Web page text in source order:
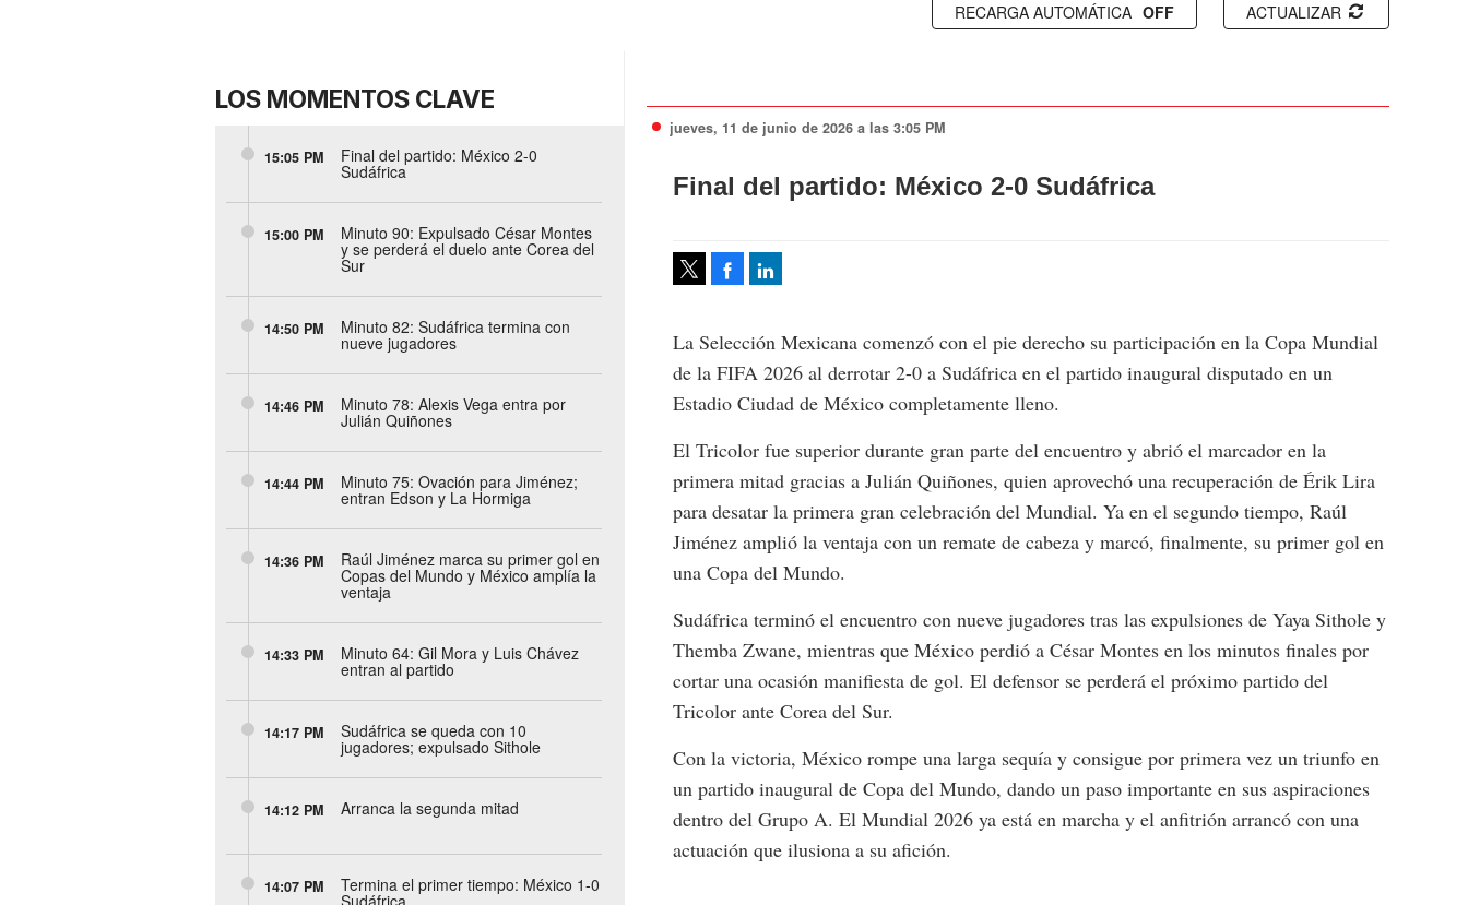
RECARGA AUTOMÁTICA ACTUALIZAR
jueves, 11 de junio de 2026 a las 3:05 PM
Final del partido: México 2-0 Sudáfrica
Facebook
La Selección Mexicana comenzó con el pie derecho su participación en la Copa Mundial
de la FIFA 2026 al derrotar 2-0 a Sudáfrica en el partido inaugural disputado en un
Estadio Ciudad de México completamente lleno.
El Tricolor fue superior durante gran parte del encuentro y abrió el marcador en la
primera mitad gracias a Julián Quiñones, quien aprovechó una recuperación de Érik Lira
para desatar la primera gran celebración del Mundial. Ya en el segundo tiempo, Raúl
Jiménez amplió la ventaja con un remate de cabeza y marcó, finalmente, su primer gol en
una Copa del Mundo.
Sudáfrica terminó el encuentro con nueve jugadores tras las expulsiones de Yaya Sithole y
Themba Zwane, mientras que México perdió a César Montes en los minutos finales por
cortar una ocasión manifiesta de gol. El defensor se perderá el próximo partido del
Tricolor ante Corea del Sur.
Con la victoria, México rompe una larga sequía y consigue por primera vez un triunfo en
un partido inaugural de Copa del Mundo, dando un paso importante en sus aspiraciones
dentro del Grupo A. El Mundial 2026 ya está en marcha y el anfitrión arrancó con una
actuación que ilusiona a su afición.
LOS MOMENTOS CLAVE
14:07 PM Termina el primer tiempo: México 1-0
14:12 PM Arranca la segunda mitad
14:17 PM Sudáfrica se queda con 10
jugadores; expulsado Sithole
14:33 PM Minuto 64: Gil Mora y Luis Chávez
entran al partido
14:36 PM Raúl Jiménez marca su primer gol en
Copas del Mundo y México amplía la
ventaja
14:44 PM Minuto 75: Ovación para Jiménez;
entran Edson y La Hormiga
14:46 PM Minuto 78: Alexis Vega entra por
Julián Quiñones
14:50 PM Minuto 82: Sudáfrica termina con
nueve jugadores
15:00 PM Minuto 90: Expulsado César Montes
y se perderá el duelo ante Corea del
Sur
15:05 PM Final del partido: México 2-0
Sudáfrica